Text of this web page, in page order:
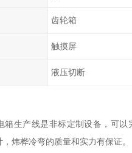
齿轮箱
触摸屏
液压切断
箱生产线是非标定制设备，可以
炜桦冷弯的质量和实力有保证。